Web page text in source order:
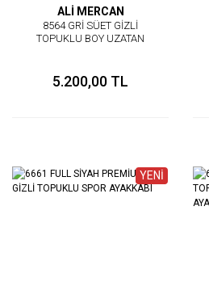
ALİ MERCAN
8564 GRİ SÜET GİZLİ
TOPUKLU BOY UZATAN
5.200,00 TL
YENİ